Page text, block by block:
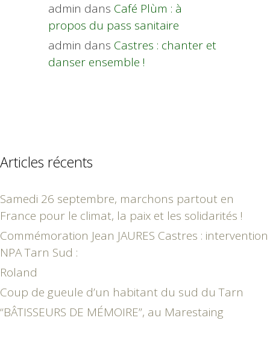
admin dans Café Plùm : à
propos du pass sanitaire
admin dans Castres : chanter et
danser ensemble !
Articles récents
Samedi 26 septembre, marchons partout en
France pour le climat, la paix et les solidarités !
Commémoration Jean JAURES Castres : intervention
NPA Tarn Sud :
Roland
Coup de gueule d’un habitant du sud du Tarn
“BÂTISSEURS DE MÉMOIRE”, au Marestaing